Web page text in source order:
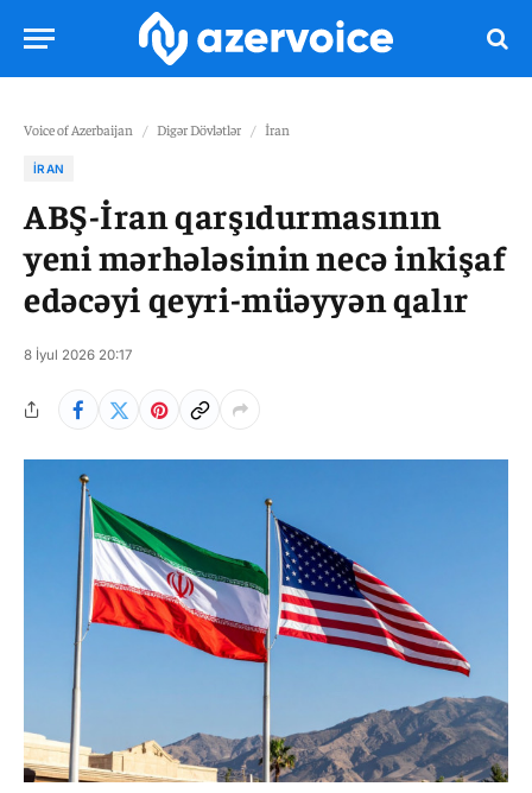
Voice of Azerbaijan / Digər Dövlətlər / İran
İRAN
ABŞ-İran qarşıdurmasının
yeni mərhələsinin necə inkişaf
edəcəyi qeyri-müəyyən qalır
8 İyul 2026 20:17